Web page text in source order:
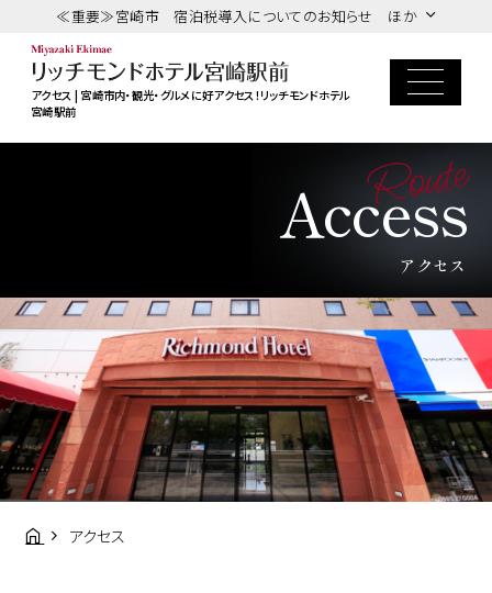
≪重要≫宮崎市 宿泊税導入についてのお知らせ ほか
アクセス | 宮崎市内・観光・グルメに好アクセス！リッチモンドホテル
宮崎駅前
Access
Route
アクセス
アクセス